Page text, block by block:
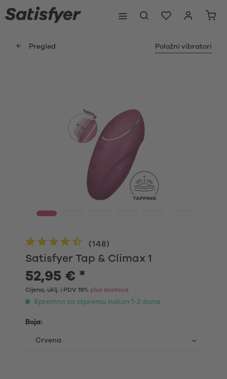
Pregled Položni vibratori
Satisfyer Tap & Climax 1
(148)
52,95 € *
Cijena, uklj. i PDV 19% plus dostava
Spremno za otpremu nakon 1-2 dana
Boja: